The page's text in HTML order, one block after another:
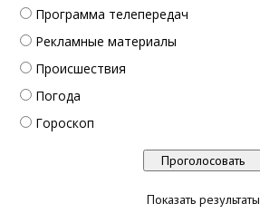
Программа телепередач
Рекламные материалы
Происшествия
Погода
Гороскоп
Показать результаты